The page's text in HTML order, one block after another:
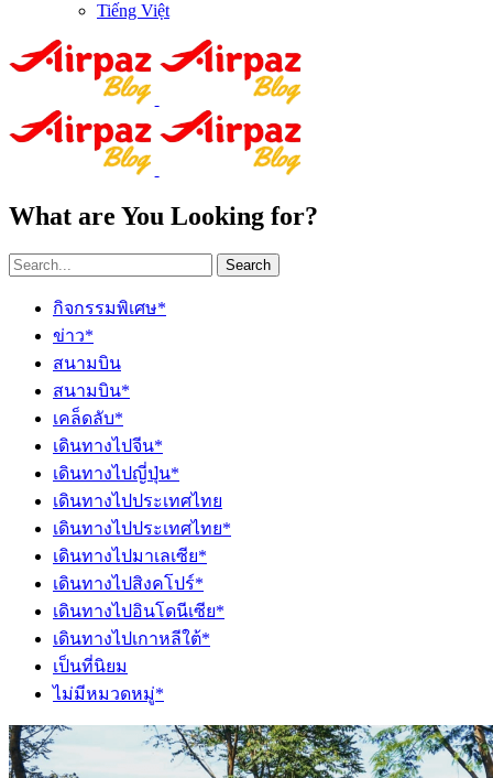
Tiếng Việt
What are You Looking for?
Search
กิจกรรมพิเศษ*
ข่าว*
สนามบิน
สนามบิน*
เคล็ดลับ*
เดินทางไปจีน*
เดินทางไปญี่ปุ่น*
เดินทางไปประเทศไทย
เดินทางไปประเทศไทย*
เดินทางไปมาเลเซีย*
เดินทางไปสิงคโปร์*
เดินทางไปอินโดนีเซีย*
เดินทางไปเกาหลีใต้*
เป็นที่นิยม
ไม่มีหมวดหมู่*